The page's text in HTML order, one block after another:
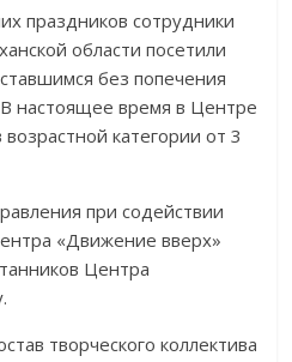
праздников сотрудники
области посетили
без попечения
настоящее время в Центре
категории от 3
при содействии
«Движение вверх»
Центра
творческого коллектива